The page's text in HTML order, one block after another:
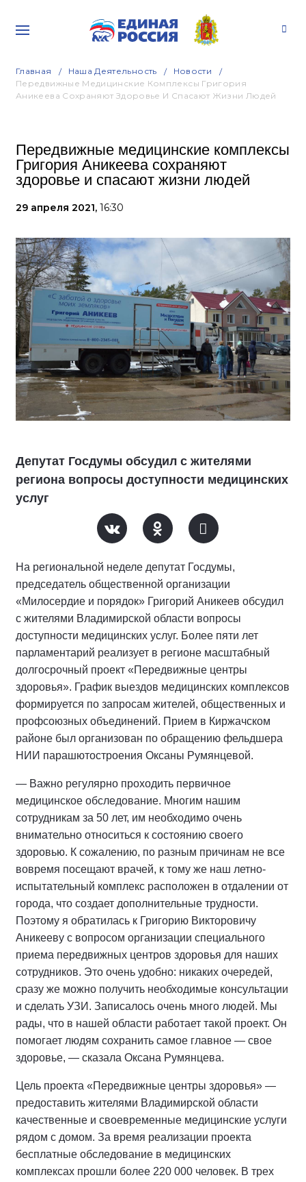
Главная Наша Деятельность
Новости
Передвижные Медицинские Комплексы Григория
Аникеева Сохраняют Здоровье И Спасают Жизни Людей
Передвижные медицинские комплексы
Григория Аникеева сохраняют
здоровье и спасают жизни людей
29 апреля 2021, 16:30
Депутат Госдумы обсудил с жителями
региона вопросы доступности медицинских
услуг
На региональной неделе депутат Госдумы,
председатель общественной организации
«Милосердие и порядок» Григорий Аникеев обсудил
с жителями Владимирской области вопросы
доступности медицинских услуг. Более пяти лет
парламентарий реализует в регионе масштабный
долгосрочный проект «Передвижные центры
здоровья». График выездов медицинских комплексов
формируется по запросам жителей, общественных и
профсоюзных объединений. Прием в Киржачском
районе был организован по обращению фельдшера
НИИ парашютостроения Оксаны Румянцевой.
— Важно регулярно проходить первичное
медицинское обследование. Многим нашим
сотрудникам за 50 лет, им необходимо очень
внимательно относиться к состоянию своего
здоровью. К сожалению, по разным причинам не все
вовремя посещают врачей, к тому же наш летно-
испытательный комплекс расположен в отдалении от
города, что создает дополнительные трудности.
Поэтому я обратилась к Григорию Викторовичу
Аникееву с вопросом организации специального
приема передвижных центров здоровья для наших
сотрудников. Это очень удобно: никаких очередей,
сразу же можно получить необходимые консультации
и сделать УЗИ. Записалось очень много людей. Мы
рады, что в нашей области работает такой проект. Он
помогает людям сохранить самое главное — свое
здоровье, — сказала Оксана Румянцева.
Цель проекта «Передвижные центры здоровья» —
предоставить жителями Владимирской области
качественные и своевременные медицинские услуги
рядом с домом. За время реализации проекта
бесплатные обследование в медицинских
комплексах прошли более 220 000 человек. В трех